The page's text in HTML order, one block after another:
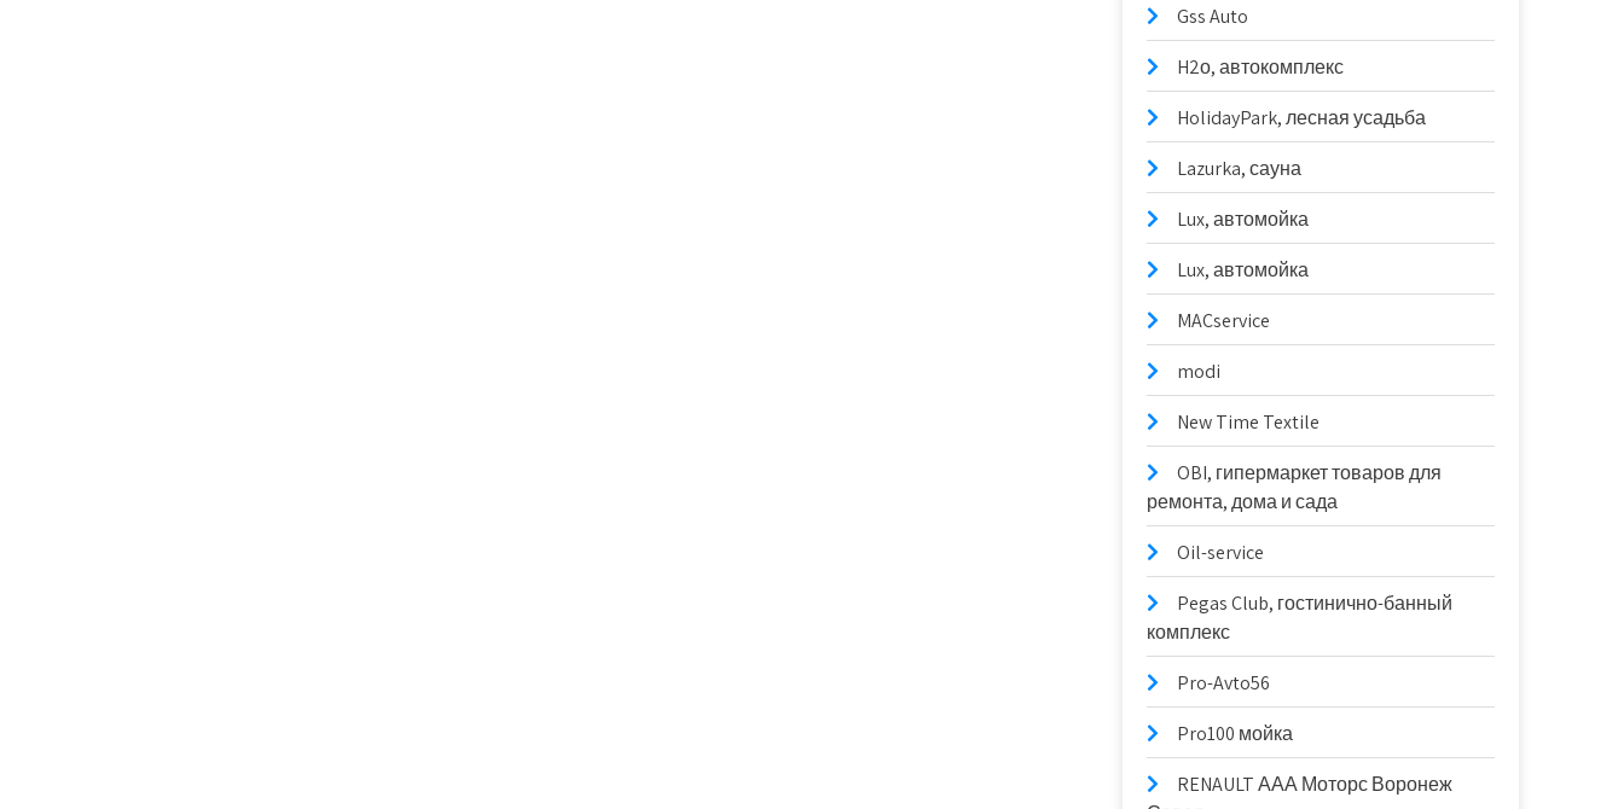
Gss Auto
H2о, автокомплекс
HolidayPark, лесная усадьба
Lazurka, сауна
Lux, автомойка
Lux, автомойка
MACservice
modi
New Time Textile
OBI, гипермаркет товаров для
ремонта, дома и сада
Oil-service
Pegas Club, гостинично-банный
комплекс
Pro-Avto56
Pro100 мойка
RENAULT ААА Моторс Воронеж